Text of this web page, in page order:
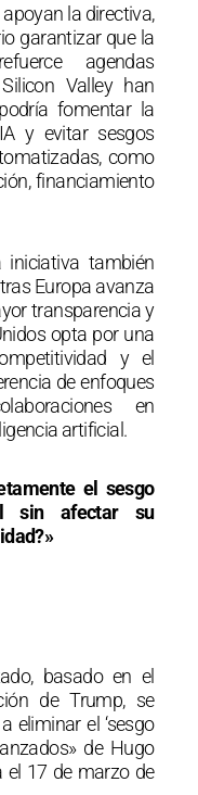
la directiva,
garantizar que la
agendas
Valley han
fomentar la
y evitar sesgos
como
financiamiento
iniciativa también
Europa avanza
transparencia y
opta por una
y el
de enfoques
en
artificial.
el sesgo
sin afectar su
basado en el
de Trump, se
eliminar el ‘sesgo
de Hugo
el 17 de marzo de